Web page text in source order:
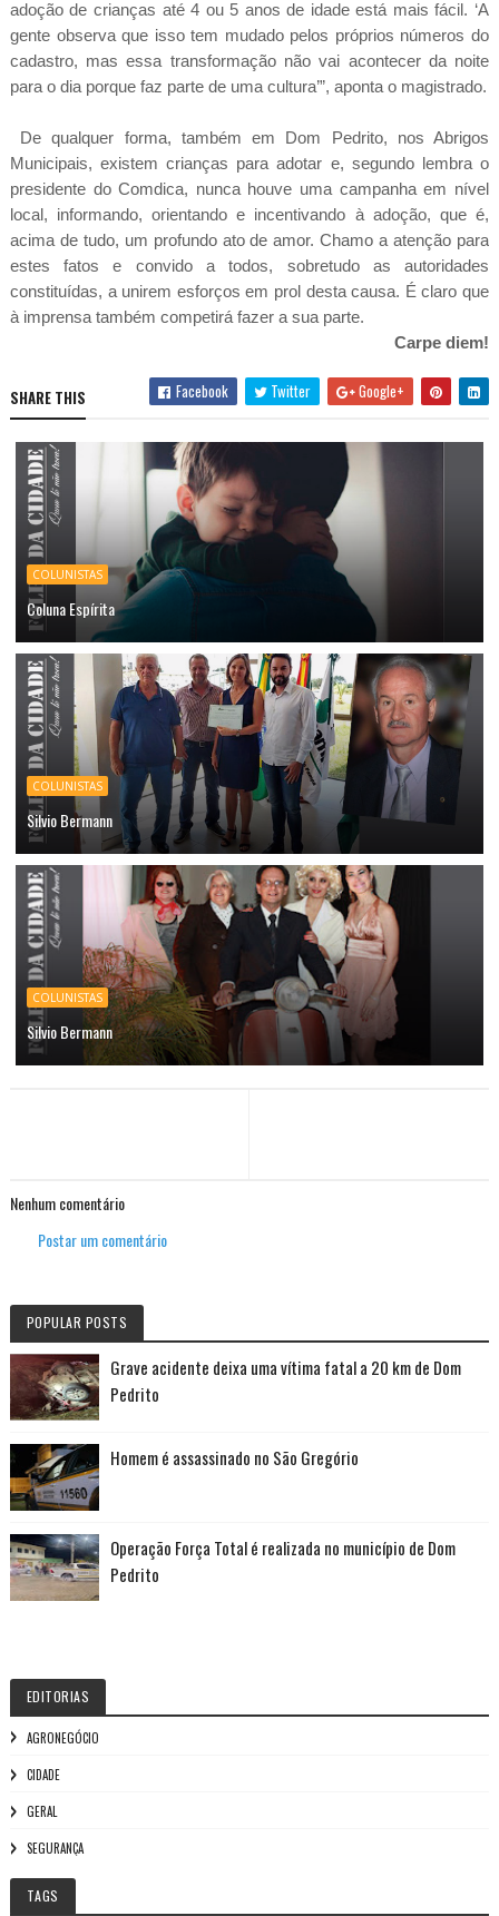
adoção de crianças até 4 ou 5 anos de idade está mais fácil. ‘A
gente observa que isso tem mudado pelos próprios números do
cadastro, mas essa transformação não vai acontecer da noite
para o dia porque faz parte de uma cultura’”, aponta o magistrado.
De qualquer forma, também em Dom Pedrito, nos Abrigos
Municipais, existem crianças para adotar e, segundo lembra o
presidente do Comdica, nunca houve uma campanha em nível
local, informando, orientando e incentivando à adoção, que é,
acima de tudo, um profundo ato de amor. Chamo a atenção para
estes fatos e convido a todos, sobretudo as autoridades
constituídas, a unirem esforços em prol desta causa. É claro que
à imprensa também competirá fazer a sua parte.
Carpe diem!
SHARE THIS Facebook Twitter Google+
COLUNISTAS
Coluna Espírita
COLUNISTAS
Silvio Bermann
COLUNISTAS
Silvio Bermann
Nenhum comentário
Postar um comentário
POPULAR POSTS
Grave acidente deixa uma vítima fatal a 20 km de Dom
Pedrito
Homem é assassinado no São Gregório
Operação Força Total é realizada no município de Dom
Pedrito
EDITORIAS
AGRONEGÓCIO
CIDADE
GERAL
SEGURANÇA
TAGS